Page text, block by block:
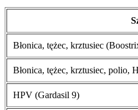
Błonica, tężec, krztusiec
Błonica, tężec, krztusiec,
HPV (Gardasil 9)